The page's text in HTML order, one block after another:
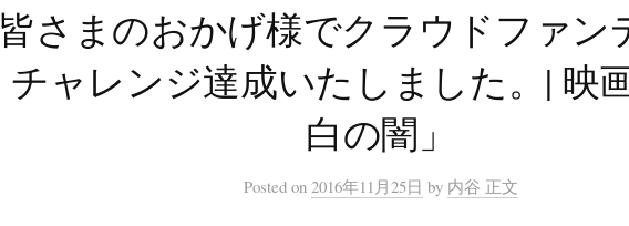
皆さまのおかげ様でクラウドファン
チャレンジ達成いたしました。| 映
白の闇」
Posted on 2016年11月25日 by 内谷 正文